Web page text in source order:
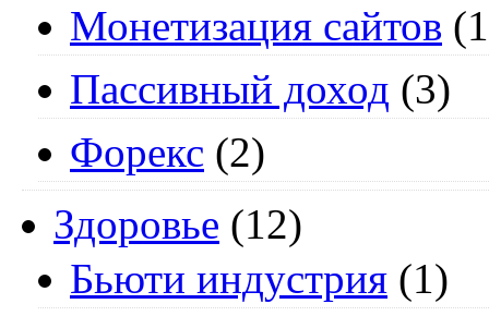
Монетизация сайтов
Пассивный доход (3)
Форекс (2)
Здоровье (12)
Бьюти индустрия (1)